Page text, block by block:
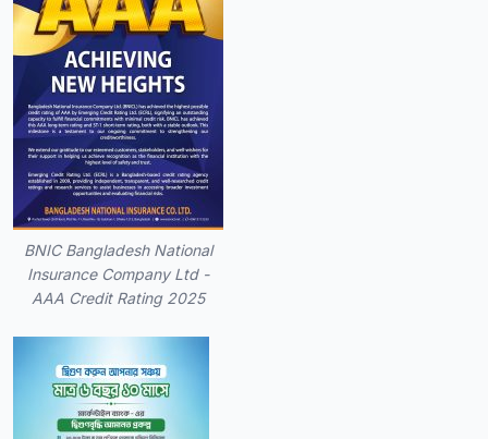
BNIC Bangladesh National
Insurance Company Ltd -
AAA Credit Rating 2025